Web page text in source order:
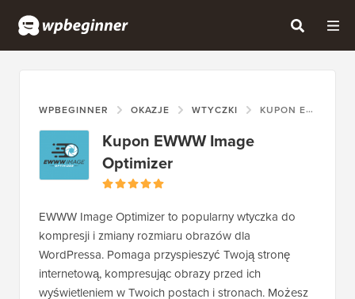
WPBEGINNER OKAZJE WTYCZKI KUPON EWWW IMAGE OPTIMIZER
Kupon EWWW Image
Optimizer
EWWW Image Optimizer to popularny wtyczka do
kompresji i zmiany rozmiaru obrazów dla
WordPressa. Pomaga przyspieszyć Twoją stronę
internetową, kompresując obrazy przed ich
wyświetleniem w Twoich postach i stronach. Możesz